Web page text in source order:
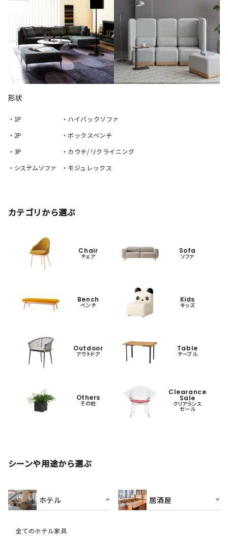
形状
・1P
・2P
・3P
・システムソファ
・ハイバックソファ
・ボックスベンチ
・カウチ/リクライニング
・モジュレックス
カテゴリから選ぶ
Chair
チェア
Sofa
ソファ
Bench
ベンチ
Kids
キッズ
Outdoor
アウトドア
Table
テーブル
Others
その他
Clearance
Sale
クリアランス
セール
シーンや用途から選ぶ
ホテル
全てのホテル家具
居酒屋